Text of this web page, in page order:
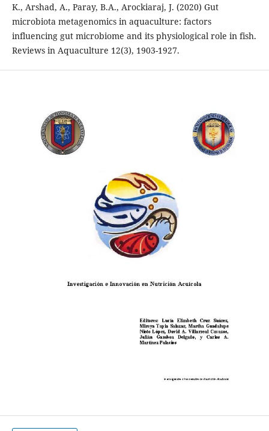
K., Arshad, A., Paray, B.A., Arockiaraj, J. (2020) Gut
microbiota metagenomics in aquaculture: factors
influencing gut microbiome and its physiological role in fish.
Reviews in Aquaculture 12(3), 1903-1927.